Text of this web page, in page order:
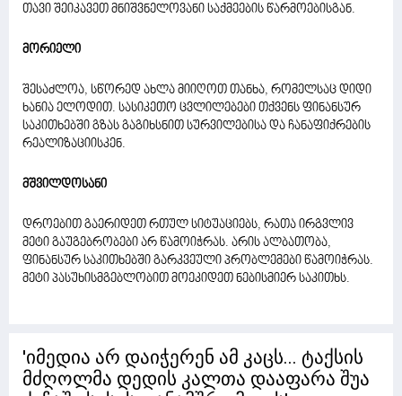
თავი შეიკავეთ მნიშვნელოვანი საქმეების წარმოებისგან.
მორიელი
შესაძლოა, სწორედ ახლა მიიღოთ თანხა, რომელსაც დიდი
ხანია ელოდით. სასიკეთო ცვლილებები თქვენს ფინანსურ
საკითხებში გზას გაგიხსნით სურვილებისა და ჩანაფიქრების
რეალიზაციისკენ.
მშვილდოსანი
დროებით გაერიდეთ რთულ სიტუაციებს, რათა ირგვლივ
მეტი გაუგებრობები არ წამოიჭრას. არის ალბათობა,
ფინანსურ საკითხებში გარკვეული პრობლემები წამოიჭრას.
მეტი პასუხისმგებლობით მოეკიდეთ ნებისმიერ საკითხს.
'იმედია არ დაიჭერენ ამ კაცს... ტაქსის
მძღოლმა დედის კალთა დააფარა შუა